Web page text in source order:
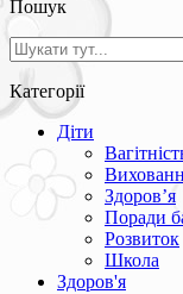
Пошук
Категорії
Діти
Здоров’я
Поради
Розвиток
Школа
Здоров'я